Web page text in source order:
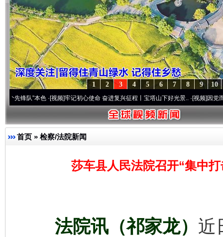
10
9
8
7
6
5
4
3
2
1
”本色·[视频]牢记初心使命 奋进复兴征程丨宝塔山下好光景..·[视频]因党而生 为党
首页 » 检察/法院新闻
莎车县人民法院召开“集中
法院讯（祁家龙） 近